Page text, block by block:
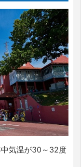
気温が30～32度